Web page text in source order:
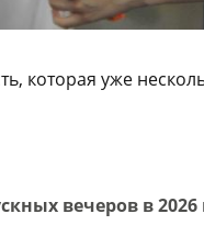
которая уже
вечеров в 2026